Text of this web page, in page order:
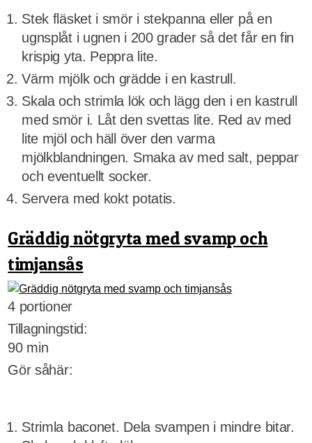
Stek fläsket i smör i stekpanna eller på en
ugnsplåt i ugnen i 200 grader så det får en fin
krispig yta. Peppra lite.
Värm mjölk och grädde i en kastrull.
Skala och strimla lök och lägg den i en kastrull
med smör i. Låt den svettas lite. Red av med
lite mjöl och häll över den varma
mjölkblandningen. Smaka av med salt, peppar
och eventuellt socker.
Servera med kokt potatis.
Gräddig nötgryta med svamp och
timjansås
4 portioner
Tillagningstid:
90 min
Gör såhär:
Strimla baconet. Dela svampen i mindre bitar.